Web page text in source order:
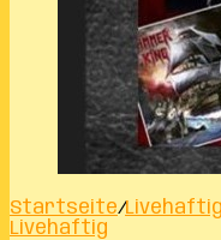
Startseite/Livehaftig
Livehaftig